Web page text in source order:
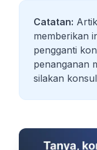
Catatan:
memberikan
pengganti
penanganan
silakan